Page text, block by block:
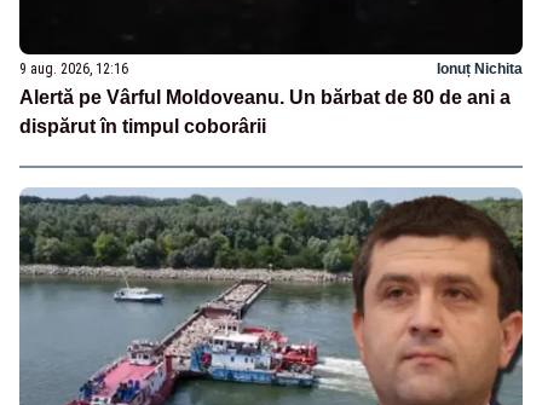
9 aug. 2026, 12:16 Ionuț Nichita
Alertă pe Vârful Moldoveanu. Un bărbat de 80 de ani a
dispărut în timpul coborârii